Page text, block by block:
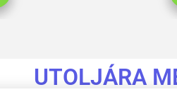
UTOLJÁRA